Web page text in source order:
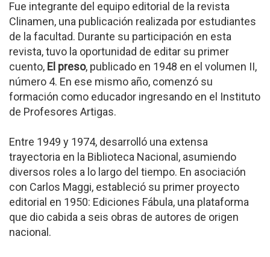
Fue integrante del equipo editorial de la revista
Clinamen, una publicación realizada por estudiantes
de la facultad. Durante su participación en esta
revista, tuvo la oportunidad de editar su primer
cuento, El preso, publicado en 1948 en el volumen II,
número 4. En ese mismo año, comenzó su
formación como educador ingresando en el Instituto
de Profesores Artigas.
Entre 1949 y 1974, desarrolló una extensa
trayectoria en la Biblioteca Nacional, asumiendo
diversos roles a lo largo del tiempo. En asociación
con Carlos Maggi, estableció su primer proyecto
editorial en 1950: Ediciones Fábula, una plataforma
que dio cabida a seis obras de autores de origen
nacional.